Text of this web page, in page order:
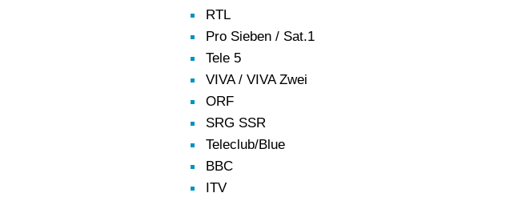
RTL
Pro Sieben / Sat.1
Tele 5
VIVA / VIVA Zwei
ORF
SRG SSR
Teleclub/Blue
BBC
ITV